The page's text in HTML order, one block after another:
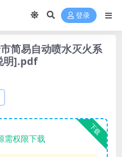
登录
简易自动喷水灭火系
明].pdf
下载
需权限下载